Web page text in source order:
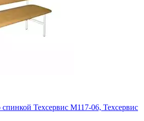
спинкой Техсервис М117-06, Техсервис